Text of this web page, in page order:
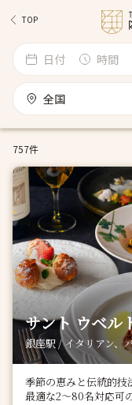
TOP
日付 時間
全国
757件
サント ウベル
銀座駅 / イタリアン、
季節の恵みと伝統的技
最適な2～80名対応可